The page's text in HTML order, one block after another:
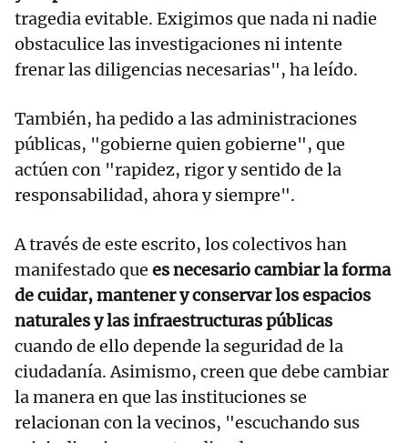
tragedia evitable. Exigimos que nada ni nadie
obstaculice las investigaciones ni intente
frenar las diligencias necesarias", ha leído.
También, ha pedido a las administraciones
públicas, "gobierne quien gobierne", que
actúen con "rapidez, rigor y sentido de la
responsabilidad, ahora y siempre".
A través de este escrito, los colectivos han
manifestado que es necesario cambiar la forma
de cuidar, mantener y conservar los espacios
naturales y las infraestructuras públicas
cuando de ello depende la seguridad de la
ciudadanía. Asimismo, creen que debe cambiar
la manera en que las instituciones se
relacionan con la vecinos, "escuchando sus